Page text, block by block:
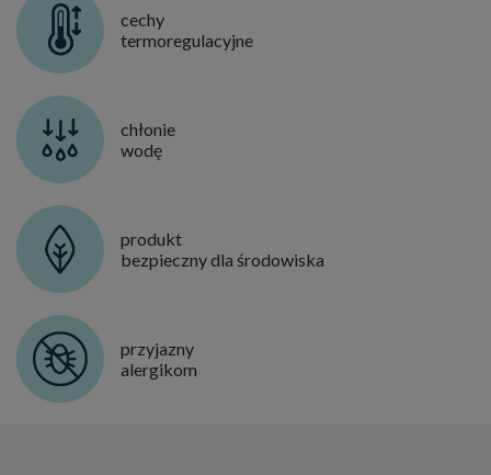
cechy
termoregulacyjne
chłonie
wodę
produkt
bezpieczny dla środowiska
przyjazny
alergikom